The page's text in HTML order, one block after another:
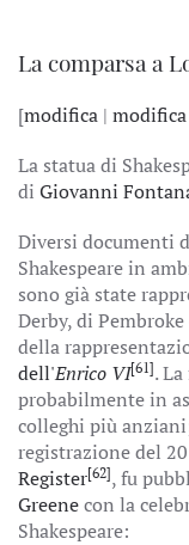
La comparsa a
[modifica |
La statua di
di Giovanni
Diversi documenti
Shakespeare in
sono già state
Derby, di
della
dell'Enrico VI[61].
probabilmente in
colleghi più
registrazione del
Register[62], fu
Greenecon la
Shakespeare: